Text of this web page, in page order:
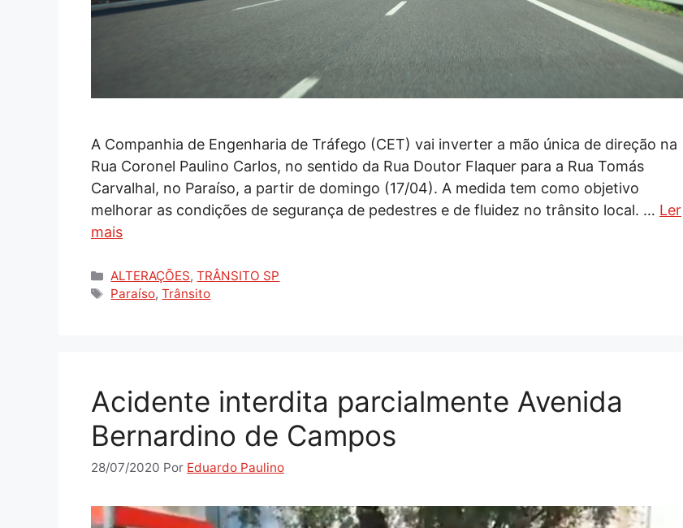
A Companhia de Engenharia de Tráfego (CET) vai inverter a mão única de direção na
Rua Coronel Paulino Carlos, no sentido da Rua Doutor Flaquer para a Rua Tomás
Carvalhal, no Paraíso, a partir de domingo (17/04). A medida tem como objetivo
melhorar as condições de segurança de pedestres e de fluidez no trânsito local. … Ler
mais
Categorias
ALTERAÇÕES,TRÂNSITO SP
Tags
Paraíso,Trânsito
Acidente interdita parcialmente Avenida
Bernardino de Campos
28/07/2020 Por Eduardo Paulino